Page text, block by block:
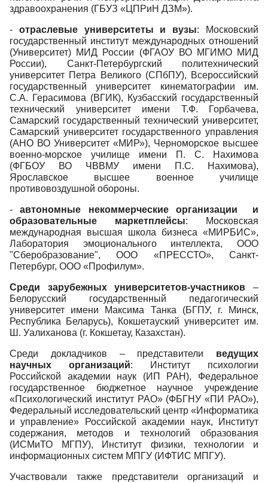
здравоохранения (ГБУЗ «ЦПРиН ДЗМ»).
- отраслевые университеты и вузы: Московский
государственный институт международных отношений
(Университет) МИД России (ФГАОУ ВО МГИМО МИД
России), Санкт-Петербургский политехнический
университет Петра Великого (СПбПУ), Всероссийский
государственный университет кинематографии им.
С.А. Герасимова (ВГИК), Кузбасский государственный
технический университет имени Т.Ф. Горбачева,
Самарский государственный технический университет,
Самарский университет государственного управления
(АНО ВО Университет «МИР»), Черноморское высшее
военно-морское училище имени П. С. Нахимова
(ФГБОУ ВО ЧВВМУ имени П.С. Нахимова),
Ярославское высшее военное училище
противовоздушной обороны.
-автономные некоммерческие организации и
образовательные маркетплейсы: Московская
международная высшая школа бизнеса «МИРБИС»,
Лаборатория эмоционального интеллекта, ООО
"Сберобразование", ООО «ПРЕССТО», Санкт-
Петербург, ООО «Профилум».
Среди зарубежных университетов-участников –
Белорусский государственный педагогический
университет имени Максима Танка (БГПУ, г. Минск,
Республика Беларусь), Кокшетауский университет им.
Ш. Уалиханова (г. Кокшетау, Казахстан).
Среди докладчиков – представители ведущих
научных организаций: Институт психологии
Российской академии наук (ИП РАН), Федеральное
государственное бюджетное научное учреждение
«Психологический институт РАО» (ФБГНУ «ПИ РАО»),
Федеральный исследовательский центр «Информатика
и управление» Российской академии наук, Институт
содержания, методов и технологий образования
(ИСМиТО МГПУ), Институт физики, технологии и
информационных систем МПГУ (ИФТИС МПГУ).
Участвовали также представители организаций и